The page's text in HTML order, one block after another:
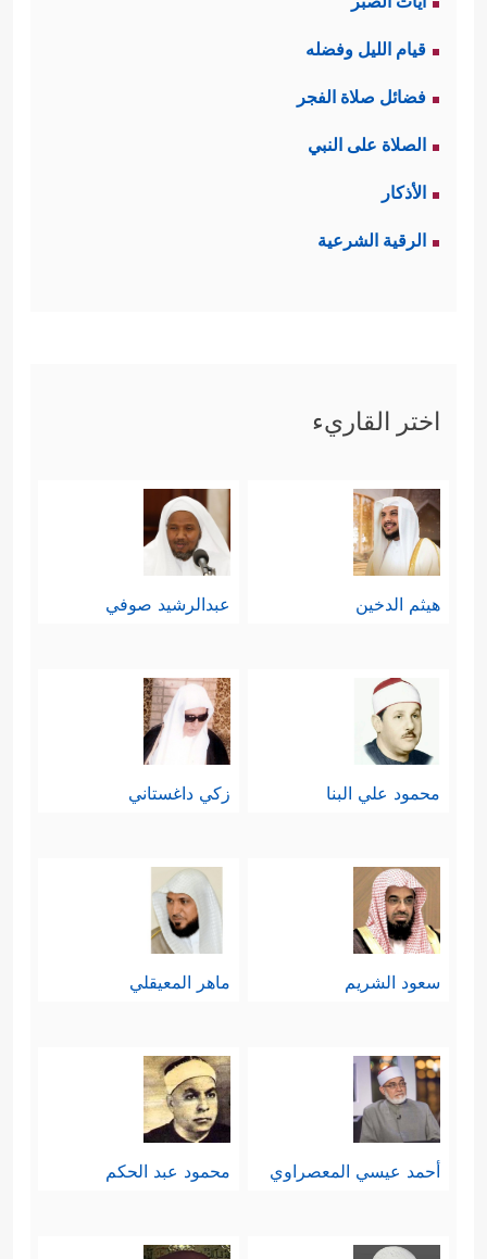
قيام الليل وفضله
فضائل صلاة الفجر
الصلاة على النبي
الأذكار
الرقية الشرعية
اختر القاريء
هيثم الدخين عبدالرشيد صوفي
محمود علي البنا زكي داغستاني
سعود الشريم ماهر المعيقلي
أحمد عيسي المعصراوي محمود عبد الحكم